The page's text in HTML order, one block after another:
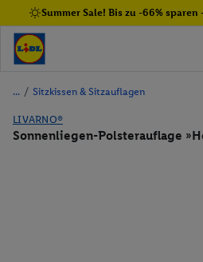
Summer Sale! Bis zu -66%
/ Sitzkissen & Sitzauflagen
LIVARNO®
Sonnenliegen-Polsterauflage